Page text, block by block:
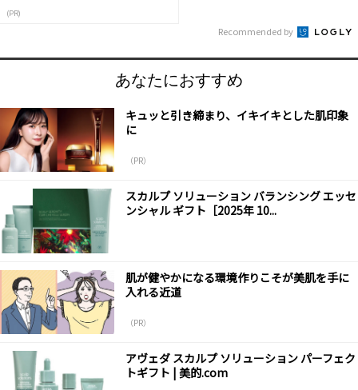
(PR)
Recommended by
あなたにおすすめ
キュッと引き締まり、イキイキとした肌印象
に
（PR）
スカルプ ソリューション バランシング エッセ
ンシャル ギフト［2025年 10...
肌が健やかになる環境作りこそが美肌を手に
入れる近道
（PR）
アヴェダ スカルプ ソリューション パーフェク
トギフト | 美的.com